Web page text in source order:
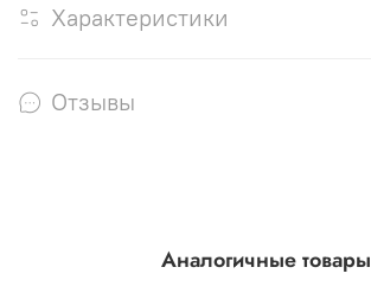
Характеристики
Отзывы
Аналогичные товары